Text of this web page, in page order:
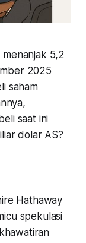
menanjak 5,2
2025
saham
saat ini
dolar AS?
Hathaway
spekulasi